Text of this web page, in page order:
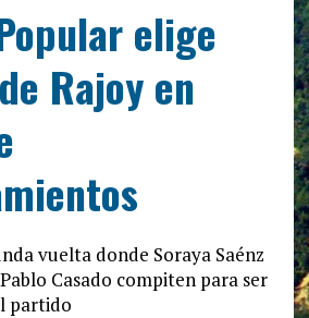
elige
Rajoy en
vuelta donde Soraya Saénz
Casado compiten para ser
partido